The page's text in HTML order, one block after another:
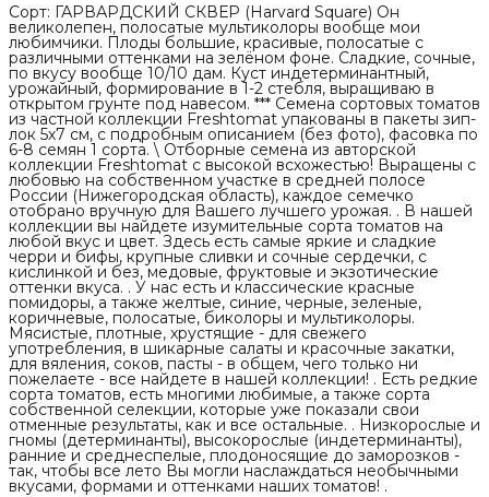
Сорт: ГАРВАРДСКИЙ СКВЕР (Harvard Square) Он
великолепен, полосатые мультиколоры вообще мои
любимчики. Плоды большие, красивые, полосатые с
различными оттенками на зелёном фоне. Сладкие, сочные,
по вкусу вообще 10/10 дам. Куст индетерминантный,
урожайный, формирование в 1-2 стебля, выращиваю в
открытом грунте под навесом. *** Семена сортовых томатов
из частной коллекции Freshtomat упакованы в пакеты зип-
лок 5х7 см, с подробным описанием (без фото), фасовка по
6-8 семян 1 сорта. \ Отборные семена из авторской
коллекции Freshtomat с высокой всхожестью! Выращены с
любовью на собственном участке в средней полосе
России (Нижегородская область), каждое семечко
отобрано вручную для Вашего лучшего урожая. . В нашей
коллекции вы найдете изумительные сорта томатов на
любой вкус и цвет. Здесь есть самые яркие и сладкие
черри и бифы, крупные сливки и сочные сердечки, с
кислинкой и без, медовые, фруктовые и экзотические
оттенки вкуса. . У нас есть и классические красные
помидоры, а также желтые, синие, черные, зеленые,
коричневые, полосатые, биколоры и мультиколоры.
Мясистые, плотные, хрустящие - для свежего
употребления, в шикарные салаты и красочные закатки,
для вяления, соков, пасты - в общем, чего только ни
пожелаете - все найдете в нашей коллекции! . Есть редкие
сорта томатов, есть многими любимые, а также сорта
собственной селекции, которые уже показали свои
отменные результаты, как и все остальные. . Низкорослые и
гномы (детерминанты), высокорослые (индетерминанты),
ранние и среднеспелые, плодоносящие до заморозков -
так, чтобы все лето Вы могли наслаждаться необычными
вкусами, формами и оттенками наших томатов! .